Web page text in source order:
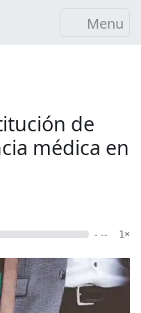
Menu
de
médica en
- -- 1×